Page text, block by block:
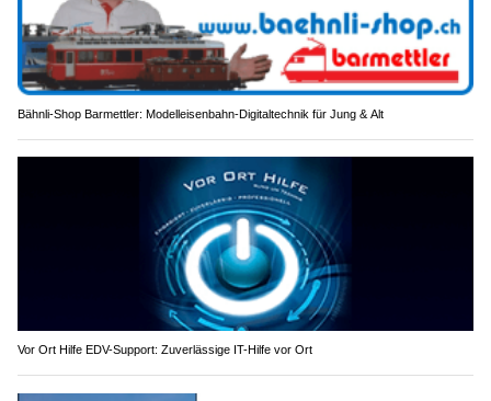
Bähnli-Shop Barmettler: Modelleisenbahn-Digitaltechnik für Jung & Alt
Vor Ort Hilfe EDV-Support: Zuverlässige IT-Hilfe vor Ort